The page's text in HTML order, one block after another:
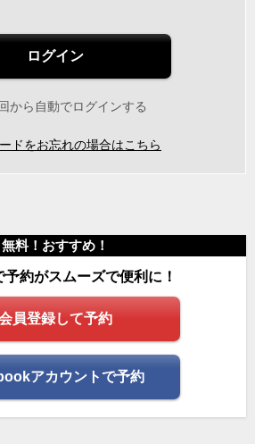
ログイン
から自動でログインする
ドをお忘れの場合はこちら
無料！おすすめ！
約がスムーズで便利に！
員登録して予約
アカウントで予約